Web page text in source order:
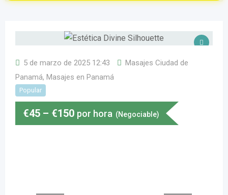
5 de marzo de 2025 12:43
Masajes Ciudad de
Panamá, Masajes en Panamá
Popular
€45 – €150 por hora (Negociable)